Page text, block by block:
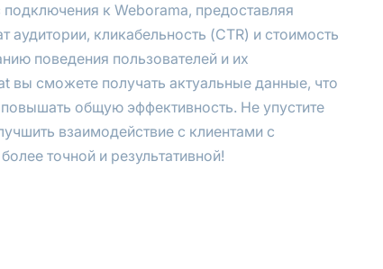
к Weborama, предоставляя
кликабельность (CTR) и стоимость
поведения пользователей и их
вы сможете получать актуальные данные, что
общую эффективность. Не упустите
взаимодействие с клиентами с
точной и результативной!